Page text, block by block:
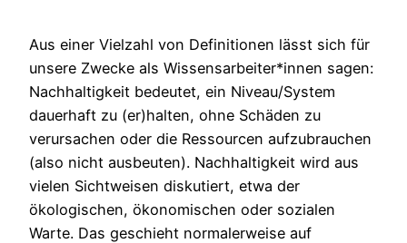
Aus einer Vielzahl von Definitionen lässt sich für
unsere Zwecke als Wissensarbeiter*innen sagen:
Nachhaltigkeit bedeutet, ein Niveau/System
dauerhaft zu (er)halten, ohne Schäden zu
verursachen oder die Ressourcen aufzubrauchen
(also nicht ausbeuten). Nachhaltigkeit wird aus
vielen Sichtweisen diskutiert, etwa der
ökologischen, ökonomischen oder sozialen
Warte. Das geschieht normalerweise auf